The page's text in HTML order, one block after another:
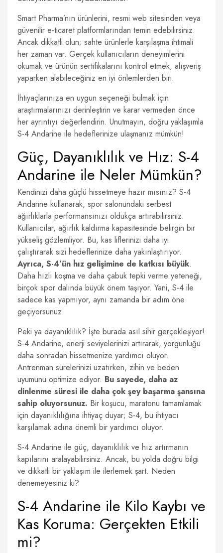
Smart Pharma’nın ürünlerini, resmi web sitesinden veya
güvenilir e-ticaret platformlarından temin edebilirsiniz.
Ancak dikkatli olun; sahte ürünlerle karşılaşma ihtimali
her zaman var. Gerçek kullanıcıların deneyimlerini
okumak ve ürünün sertifikalarını kontrol etmek, alışveriş
yaparken alabileceğiniz en iyi önlemlerden biri.
İhtiyaçlarınıza en uygun seçeneği bulmak için
araştırmalarınızı derinleştirin ve karar vermeden önce
her ayrıntıyı değerlendirin. Unutmayın, doğru yaklaşımla
S-4 Andarine ile hedeflerinize ulaşmanız mümkün!
Güç, Dayanıklılık ve Hız: S-4
Andarine ile Neler Mümkün?
Kendinizi daha güçlü hissetmeye hazır mısınız? S-4
Andarine kullanarak, spor salonundaki serbest
ağırlıklarla performansınızı oldukça artırabilirsiniz.
Kullanıcılar, ağırlık kaldırma kapasitesinde belirgin bir
yükseliş gözlemliyor. Bu, kas liflerinizi daha iyi
çalıştırarak sizi hedeflerinize daha yakınlaştırıyor.
Ayrıca, S-4’ün hız gelişimine de katkısı büyük.
Daha hızlı koşma ve daha çabuk tepki verme yeteneği,
birçok spor dalında büyük önem taşıyor. Yani, S-4 ile
sadece kas yapmıyor, aynı zamanda bir adım öne
geçiyorsunuz.
Peki ya dayanıklılık? İşte burada asıl sihir gerçekleşiyor!
S-4 Andarine, enerji seviyelerinizi artırarak, yorgunluğu
daha sonradan hissetmenize yardımcı oluyor.
Antrenman sürelerinizi uzatırken, zihin ve beden
uyumunu optimize ediyor. Bu sayede, daha az
dinlenme süresi ile daha çok şey başarma şansına
sahip oluyorsunuz. Bir koşucu, maratonu tamamlamak
için dayanıklılığına ihtiyaç duyar; S-4, bu ihtiyacı
karşılamak adına önemli bir yardımcı oluyor.
S-4 Andarine ile güç, dayanıklılık ve hız artırmanın
kapılarını aralayabilirsiniz. Ancak, bu yolda doğru bilgi
ve dikkatli bir yaklaşım ile ilerlemek şart. Neden
denemeyesiniz ki?
S-4 Andarine ile Kilo Kaybı ve
Kas Koruma: Gerçekten Etkili
mi?